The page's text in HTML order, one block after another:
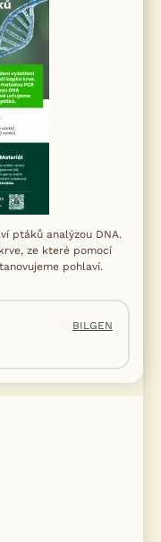
ptáků analýzou DNA.
ze které pomocí
pohlaví.
BILGEN